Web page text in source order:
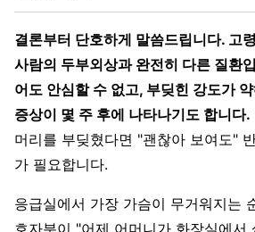
결론부터 단호하게 말씀드립니다. 고
사람의 두부외상과 완전히 다른 질환
어도 안심할 수 없고, 부딪힌 강도가
증상이 몇 주 후에 나타나기도 합니다.
머리를 부딪혔다면 "괜찮아 보여도"
가 필요합니다.
응급실에서 가장 가슴이 무거워지는
호자분이 "어제 어머니가 화장실에서